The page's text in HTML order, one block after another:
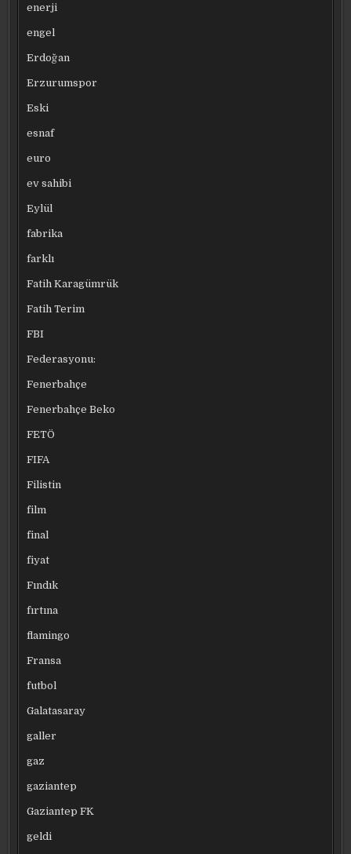
enerji
engel
Erdoğan
Erzurumspor
Eski
esnaf
euro
ev sahibi
Eylül
fabrika
farklı
Fatih Karagümrük
Fatih Terim
FBI
Federasyonu:
Fenerbahçe
Fenerbahçe Beko
FETÖ
FIFA
Filistin
film
final
fiyat
Fındık
fırtına
flamingo
Fransa
futbol
Galatasaray
galler
gaz
gaziantep
Gaziantep FK
geldi